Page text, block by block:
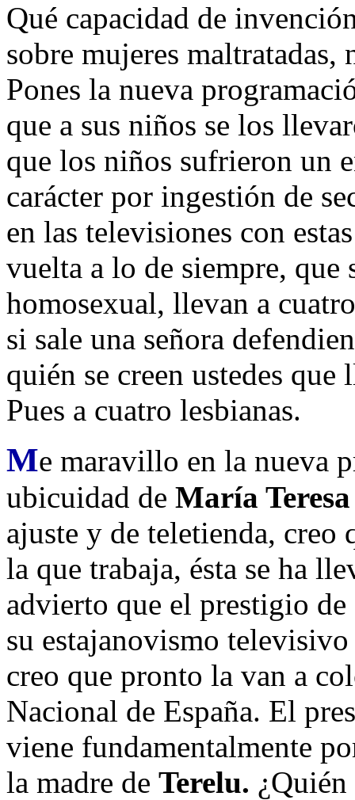
Qué capacidad de
sobre mujeres
Pones la nueva
que a sus niños se los
que los niños sufrieron un
carácter por ingestión de
en las televisiones con
vuelta a lo de siempre, que
homosexual, llevan a
si sale una señora
quién se creen ustedes
Pues a cuatro lesbianas.
Me maravillo en la nueva
ubicuidad de María
ajuste y de teletienda, creo
la que trabaja, ésta se ha
advierto que el prestigio de
su estajanovismo
creo que pronto la van a
Nacional de España. El
viene fundamentalmente
la madre de Terelu.